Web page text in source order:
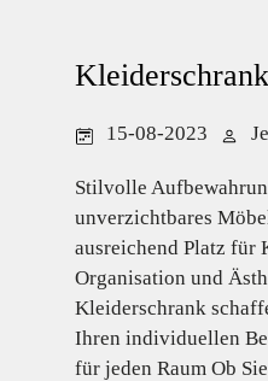
Kleiderschrank
15-08-2023
Stilvolle
unverzichtbares
ausreichend Platz für
Organisation und
Kleiderschrank
Ihren individuellen
für jeden Raum Ob